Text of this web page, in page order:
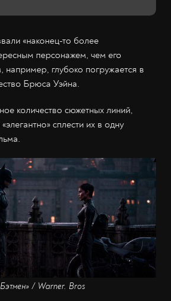
«наконец-то более
персонажем, чем его
например, глубоко погружается в
Брюса Уэйна.
количество сюжетных линий,
сплести их в одну
/ Warner. Bros